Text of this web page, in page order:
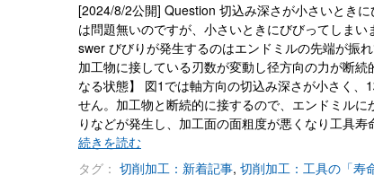
[2024/8/2公開] Question 切込み深さが小さいとき
は問題無いのですが、小さいときにびびってしま
swer びびりが発生するのはエンドミルの先端が振
加工物に接している刃数が変動し径方向の力が断
なる状態】 図1では軸方向の切込み深さが小さく
せん。加工物と断続的に接するので、エンドミル
りなどが発生し、加工面の面粗度が悪くなり工具寿
続きを読む
タグ： 切削加工：新着記事, 切削加工：工具の「寿